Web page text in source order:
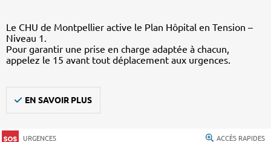
Le CHU de Montpellier active le Plan Hôpital en Tension –
Niveau 1.
Pour garantir une prise en charge adaptée à chacun,
appelez le 15 avant tout déplacement aux urgences.
EN SAVOIR PLUS
URGENCES ACCÈS RAPIDES